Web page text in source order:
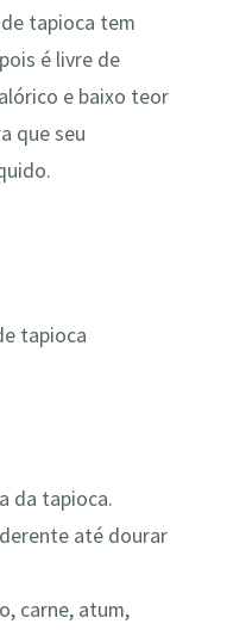
tapioca tem
é livre de
e baixo teor
que seu
tapioca
da tapioca.
até dourar
carne, atum,